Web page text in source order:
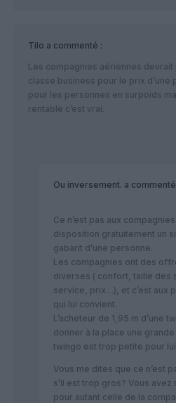
Tilo a commenté :
Les compagnies aériennes
classe business pour le prix d’une
pour les personnes en surpoids
rentable c’est vrai.
Ou inversement. a
Ce n’est pas aux
disposition gratuitement un
gabarit d’une personne.
Les compagnies ont des
diverses ( confort, taille des
service, prix…), et c’est aux
qui lui convient.
L’acheteur de 1,95 m d’une
donner à la place une
twingo est trop petite pour lui.
Vous me dites que ce n’est
s’il est trop gros? Vous
pour autant celle de la